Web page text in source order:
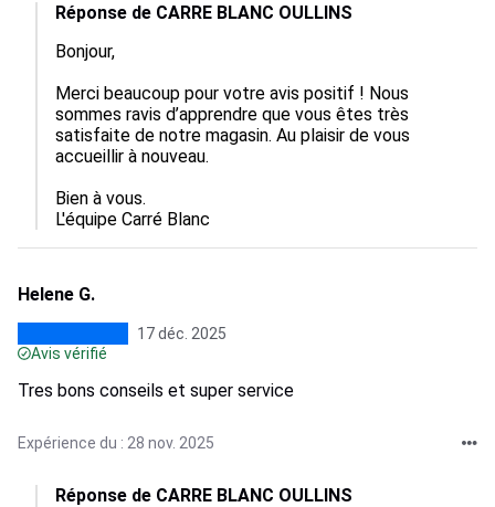
Réponse de CARRE BLANC OULLINS
Bonjour,
Merci beaucoup pour votre avis positif ! Nous
sommes ravis d’apprendre que vous êtes très
satisfaite de notre magasin. Au plaisir de vous
accueillir à nouveau.
Bien à vous.
L'équipe Carré Blanc
Helene G.
17 déc. 2025
Avis vérifié
Tres bons conseils et super service
Expérience du : 28 nov. 2025
Réponse de CARRE BLANC OULLINS